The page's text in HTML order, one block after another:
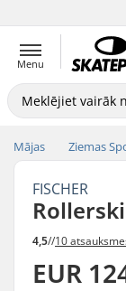
Menu
Mājas Ziemas
FISCHER
4,5//10
EUR